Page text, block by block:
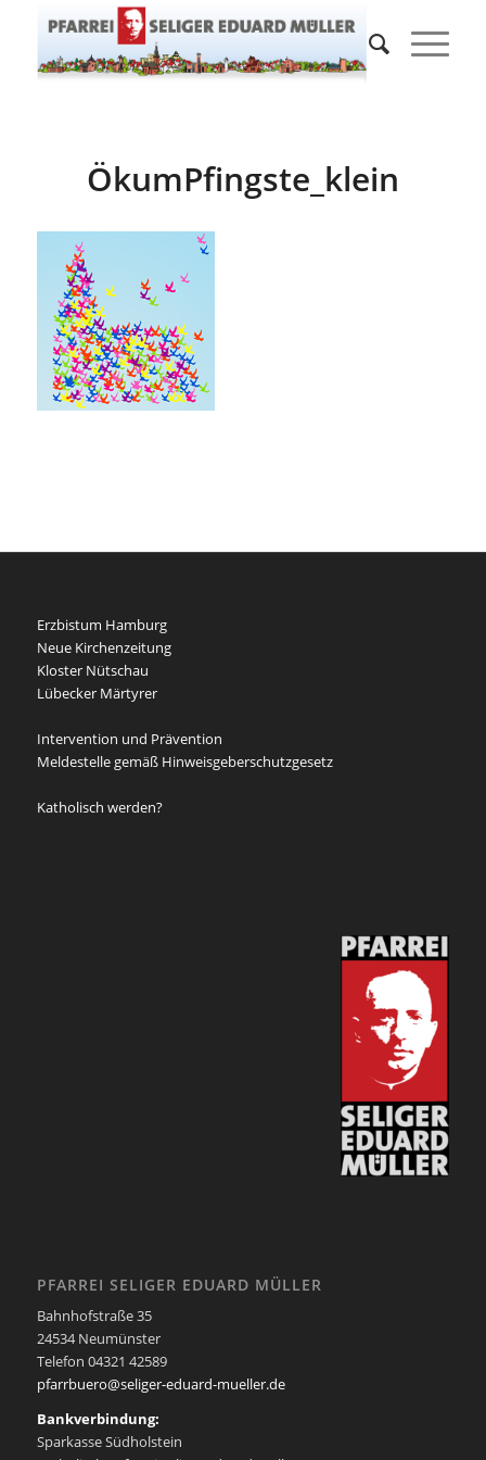
ÖkumPfingste_klein
Erzbistum Hamburg
Neue Kirchenzeitung
Kloster Nütschau
Lübecker Märtyrer
Intervention und Prävention
Meldestelle gemäß Hinweisgeberschutzgesetz
Katholisch werden?
PFARREI SELIGER EDUARD MÜLLER
Bahnhofstraße 35
24534 Neumünster
Telefon 04321 42589
pfarrbuero@seliger-eduard-mueller.de
Bankverbindung:
Sparkasse Südholstein